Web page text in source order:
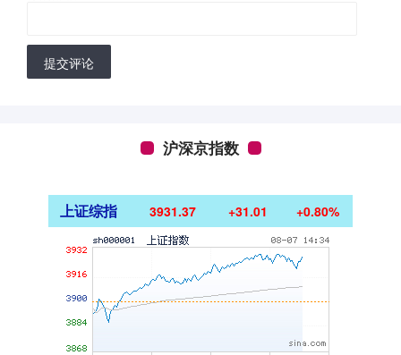
提交评论
沪深京指数
上证综指 3931.37 +31.01 +0.80%